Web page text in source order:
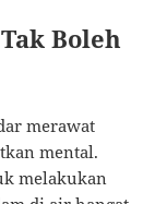
Boleh
merawat
mental.
melakukan